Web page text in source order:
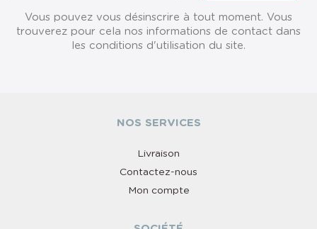
Vous pouvez vous désinscrire à tout moment. Vous
trouverez pour cela nos informations de contact dans
les conditions d'utilisation du site.
NOS SERVICES
Livraison
Contactez-nous
Mon compte